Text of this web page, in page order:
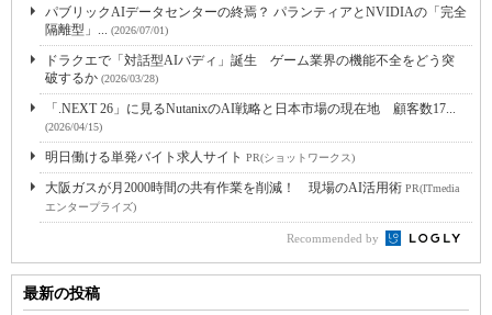
パブリックAIデータセンターの終焉？ パランティアとNVIDIAの「完全
隔離型」... (2026/07/01)
ドラクエで「対話型AIバディ」誕生 ゲーム業界の機能不全をどう突
破するか (2026/03/28)
「.NEXT 26」に見るNutanixのAI戦略と日本市場の現在地 顧客数17...
(2026/04/15)
明日働ける単発バイト求人サイト PR(ショットワークス)
大阪ガスが月2000時間の共有作業を削減！ 現場のAI活用術 PR(ITmedia
エンタープライズ)
Recommended by
最新の投稿